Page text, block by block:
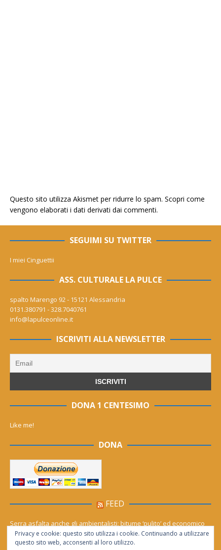
Questo sito utilizza Akismet per ridurre lo spam. Scopri come
vengono elaborati i dati derivati dai commenti.
SEGUIMI SU TWITTER
I miei Cinguettii
ASS. CULTURALE LA PULCE
spalto Marengo 92 - 15121 Alessandria
0131.380791 - 328.7040761
info@lapulceonline.it
ISCRIVITI ALLA NEWSLETTER
DONA 1 CENTESIMO
Like me!
DONA
FEED
Serra asfalta anche gli ambientalisti: bitume ‘pulito’ ed economico
Le migliori agenzie Meta Ads in Italia nel 2026
Privacy e cookie: questo sito utilizza i cookie. Continuando a utilizzare
questo sito web, acconsenti al loro utilizzo.